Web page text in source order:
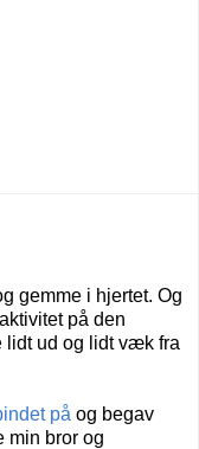
gemme i hjertet. Og
på den
lidt ud og lidt væk fra
på og begav
min bror og